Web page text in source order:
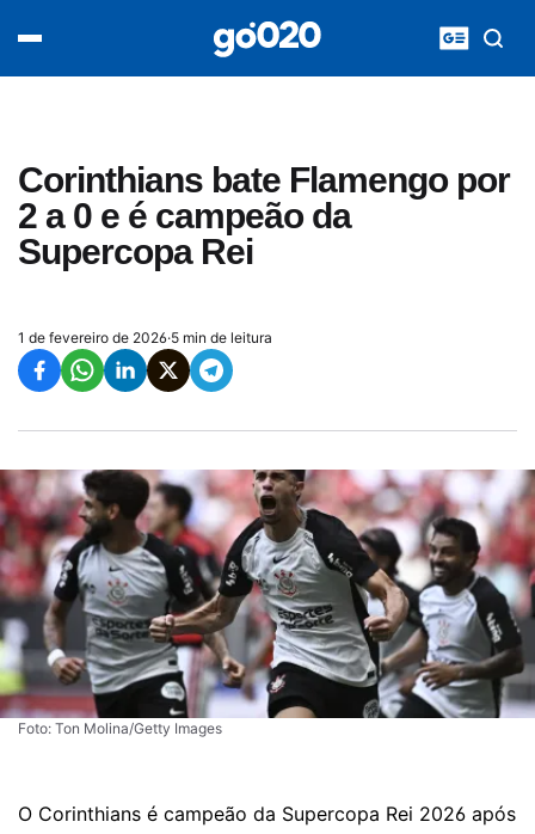
Corinthians bate Flamengo por
2 a 0 e é campeão da
Supercopa Rei
1 de fevereiro de 2026·5 min de leitura
Foto: Ton Molina/Getty Images
O Corinthians é campeão da Supercopa Rei 2026 após
acontece agora
entretenimento
vídeos
pod020